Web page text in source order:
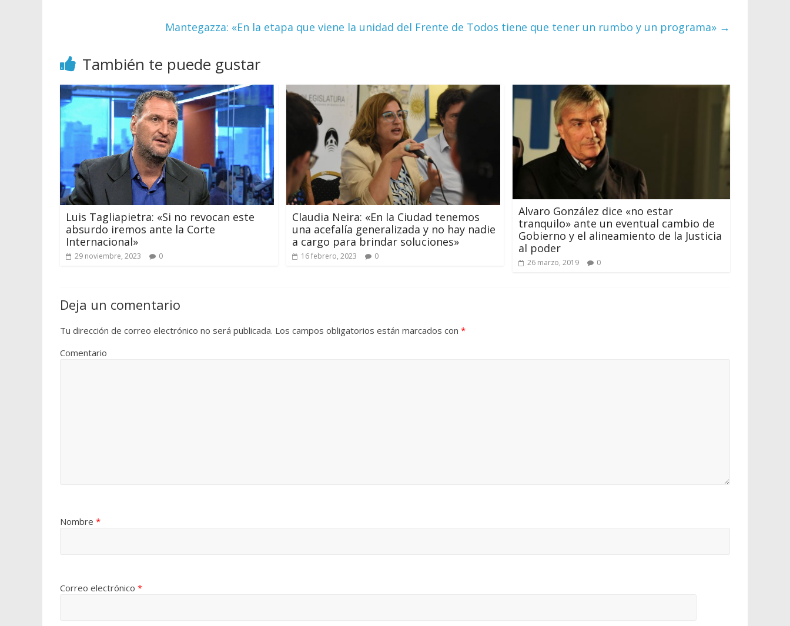
Mantegazza: «En la etapa que viene la unidad del Frente de Todos tiene que tener un rumbo y un programa» →
También te puede gustar
Luis Tagliapietra: «Si no revocan este
absurdo iremos ante la Corte
Internacional»
29 noviembre, 2023 0
Claudia Neira: «En la Ciudad tenemos
una acefalía generalizada y no hay nadie
a cargo para brindar soluciones»
16 febrero, 2023 0
Alvaro González dice «no estar
tranquilo» ante un eventual cambio de
Gobierno y el alineamiento de la Justicia
al poder
26 marzo, 2019 0
Deja un comentario
Tu dirección de correo electrónico no será publicada. Los campos obligatorios están marcados con *
Comentario
Nombre *
Correo electrónico *